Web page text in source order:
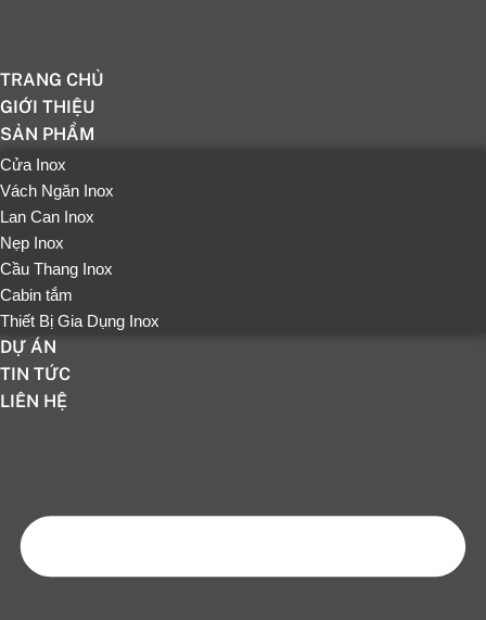
TRANG CHỦ
GIỚI THIỆU
SẢN PHẨM
Cửa Inox
Vách Ngăn Inox
Lan Can Inox
Nẹp Inox
Cầu Thang Inox
Cabin tắm
Thiết Bị Gia Dụng Inox
DỰ ÁN
TIN TỨC
LIÊN HỆ